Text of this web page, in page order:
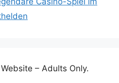
– Adults Only.